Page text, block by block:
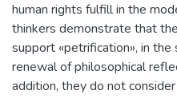
human rights fulfill in the
thinkers demonstrate that
support «petrification», in
renewal of philosophical
addition, they do not